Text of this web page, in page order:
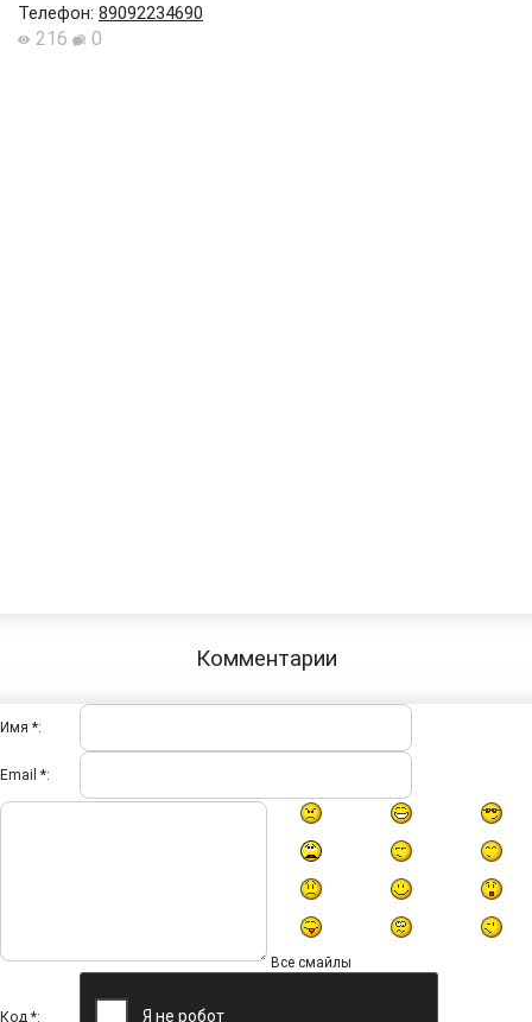
Телефон: 89092234690
216 0
Комментарии
Имя *:
Email *:
Все смайлы
Код *: